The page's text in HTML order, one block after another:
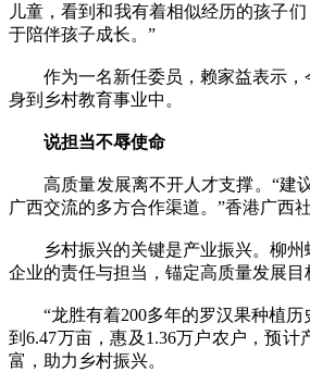
儿童，看到和我有着相似经历的孩子
于陪伴孩子成长。”
作为一名新任委员，赖家益表示，
身到乡村教育事业中。
说担当不辱使命
高质量发展离不开人才支撑。“建议
广西交流的多方合作渠道。”香港广西
乡村振兴的关键是产业振兴。柳州
企业的责任与担当，锚定高质量发展
“龙胜有着200多年的罗汉果种植历
到6.47万亩，惠及1.36万户农户，预
富，助力乡村振兴。